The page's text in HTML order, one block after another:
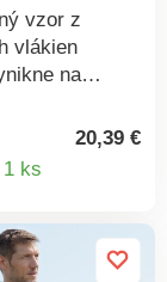
vzor z
vlákien
na
košeli.
príjemne
golier.
s
20,39 €
ks
Detail